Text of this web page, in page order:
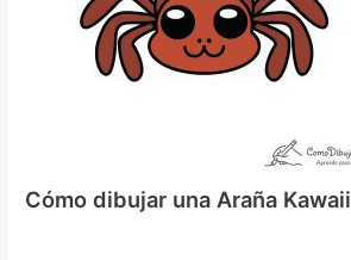
Cómo dibujar una Araña Kawaii